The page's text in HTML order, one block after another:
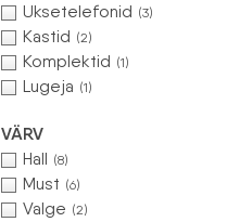
Uksetelefonid (3)
Kastid (2)
Komplektid (1)
Lugeja (1)
VÄRV
Hall (8)
Must (6)
Valge (2)